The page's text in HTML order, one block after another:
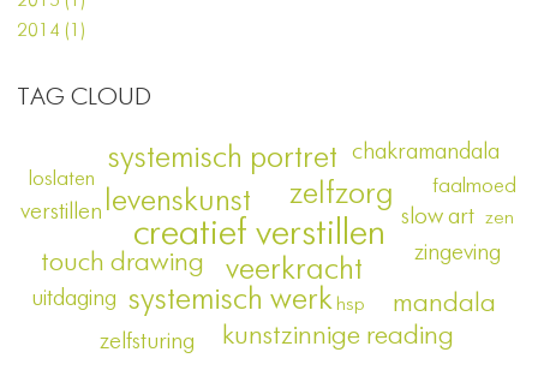
2014 (1)
TAG CLOUD
creatief verstillen
veerkracht
zelfzorg
systemisch portret
systemisch werk
levenskunst
touch drawing
kunstzinnige reading
mandala
zingeving
zelfsturing
chakramandala
slow art
verstillen
uitdaging
faalmoed
loslaten
zen
hsp